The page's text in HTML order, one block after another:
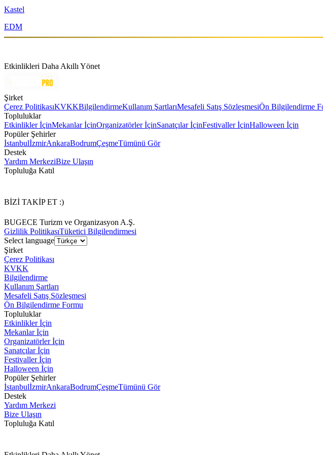
Kastel
EDM
Etkinlikleri Daha Akıllı Yönet
Şirket
Çerez PolitikasıKVKKBilgilendirmeKullanım ŞartlarıMesafeli Satış SözleşmesiÖn Bilgilendirme
Topluluklar
Etkinlikler İçinMekanlar İçinOrganizatörler İçinSanatçılar İçinFestivaller İçinHalloween İçin
Popüler Şehirler
İstanbulİzmirAnkaraBodrumÇeşmeTümünü Gör
Destek
Yardım MerkeziBize Ulaşın
Topluluğa Katıl
BİZİ TAKİP ET :)
BUGECE Turizm ve Organizasyon A.Ş.
Gizlilik PolitikasıTüketici Bilgilendirmesi
Select language
Şirket
Çerez Politikası
KVKK
Bilgilendirme
Kullanım Şartları
Mesafeli Satış Sözleşmesi
Ön Bilgilendirme Formu
Topluluklar
Etkinlikler İçin
Mekanlar İçin
Organizatörler İçin
Sanatçılar İçin
Festivaller İçin
Halloween İçin
Popüler Şehirler
İstanbulİzmirAnkaraBodrumÇeşmeTümünü Gör
Destek
Yardım Merkezi
Bize Ulaşın
Topluluğa Katıl